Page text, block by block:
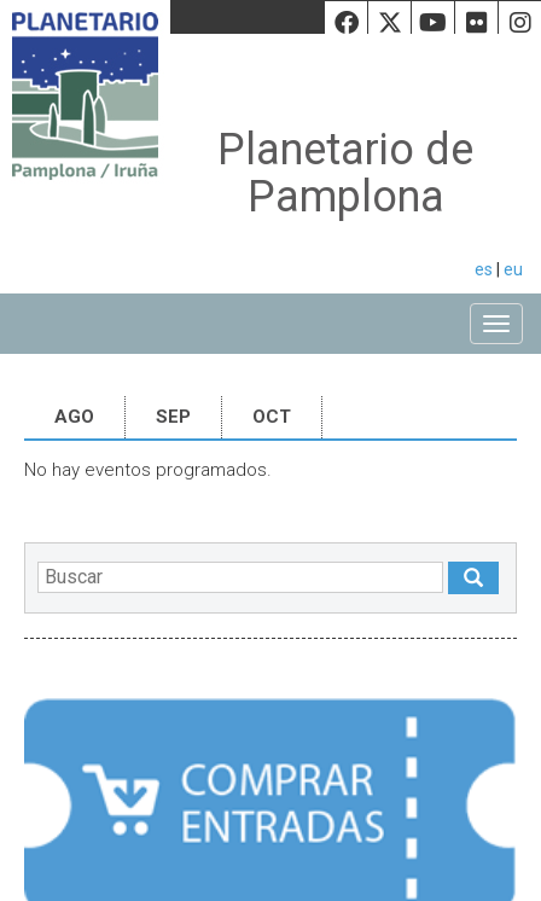
Facebook
Twiiter
Planetario de
Pamplona
es eu
AGO SEP OCT
No hay eventos programados.